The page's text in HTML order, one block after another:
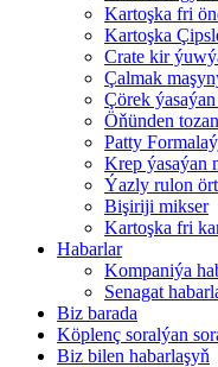
Kartoşka fri
Kartoşka
Crate kir
Çalmak
Çörek
Öňünden
Patty
Krep ýasaýan
Ýazly rulon
Bişiriji mikser
Kartoşka fri
Habarlar
Kompaniýa
Senagat
Biz barada
Köplenç soralýan
Biz bilen habarlaşyň